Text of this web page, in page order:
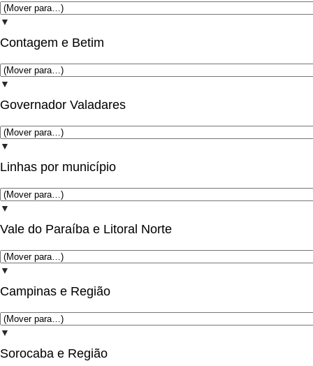
▼
Contagem e Betim
▼
Governador Valadares
▼
Linhas por município
▼
Vale do Paraíba e Litoral Norte
▼
Campinas e Região
▼
Sorocaba e Região